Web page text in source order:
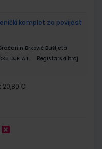
komplet za povijest
Brković Bušljeta
DJELAT.
Registarski broj
20,80 €